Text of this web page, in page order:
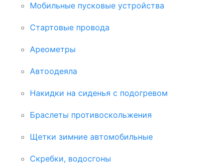
Мобильные пусковые устройства
Стартовые провода
Ареометры
Автоодеяла
Накидки на сиденья с подогревом
Браслеты противоскольжения
Щетки зимние автомобильные
Скребки, водосгоны